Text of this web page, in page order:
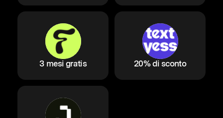
3 mesi gratis 20% di sconto